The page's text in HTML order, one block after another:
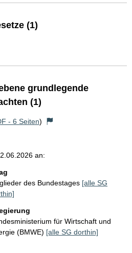
(1)
grundlegende
(1)
- 6 Seiten)
an:
des Bundestages [alle SG
für Wirtschaft und
(BMWE) [alle SG dorthin]